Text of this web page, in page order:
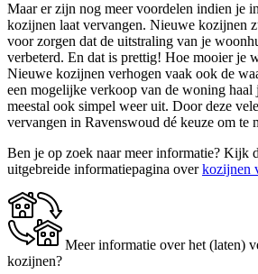
Maar er zijn nog meer voordelen indien je
kozijnen laat vervangen. Nieuwe kozijnen
voor zorgen dat de uitstraling van je
verbeterd. En dat is prettig! Hoe mooier je
Nieuwe kozijnen verhogen vaak ook de
een mogelijke verkoop van de woning haal
meestal ook simpel weer uit. Door deze
vervangen in Ravenswoud dé keuze om te
Ben je op zoek naar meer informatie? Kijk
uitgebreide informatiepagina overkozijnen
Meer informatie over het (laten)
kozijnen?